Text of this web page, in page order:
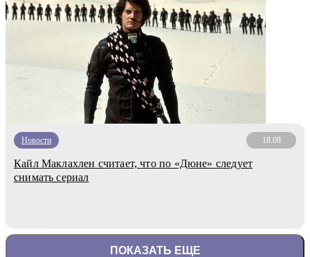
Новости 18.08
Кайл Маклахлен считает, что по «Дюне» следует
снимать сериал
ПОКАЗАТЬ ЕЩЕ